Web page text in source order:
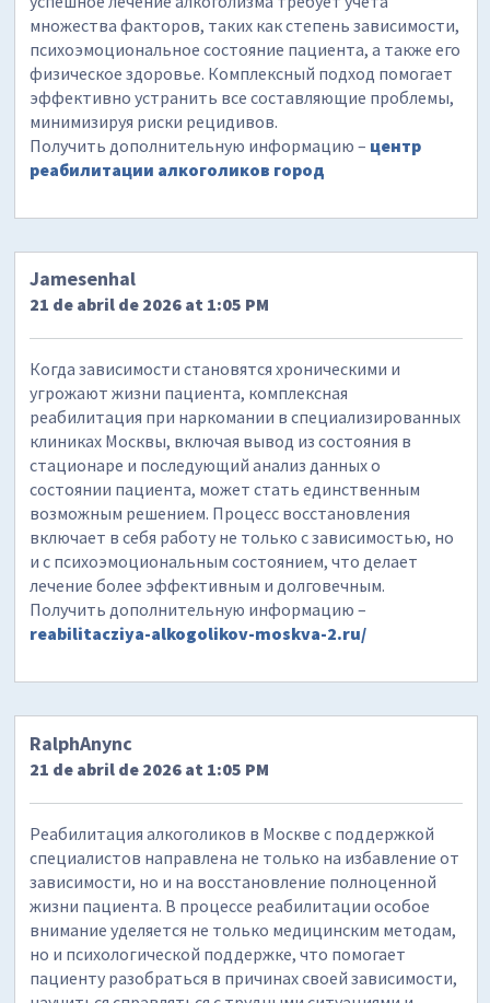
множества факторов, таких как степень зависимости,
психоэмоциональное состояние пациента, а также его
физическое здоровье. Комплексный подход помогает
эффективно устранить все составляющие проблемы,
минимизируя риски рецидивов.
Получить дополнительную информацию – центр
реабилитации алкоголиков город
Jamesenhal
21 de abril de 2026 at 1:05 PM
Когда зависимости становятся хроническими и
угрожают жизни пациента, комплексная
реабилитация при наркомании в специализированных
клиниках Москвы, включая вывод из состояния в
стационаре и последующий анализ данных о
состоянии пациента, может стать единственным
возможным решением. Процесс восстановления
включает в себя работу не только с зависимостью, но
и с психоэмоциональным состоянием, что делает
лечение более эффективным и долговечным.
Получить дополнительную информацию –
reabilitacziya-alkogolikov-moskva-2.ru/
RalphAnync
21 de abril de 2026 at 1:05 PM
Реабилитация алкоголиков в Москве с поддержкой
специалистов направлена не только на избавление от
зависимости, но и на восстановление полноценной
жизни пациента. В процессе реабилитации особое
внимание уделяется не только медицинским методам,
но и психологической поддержке, что помогает
пациенту разобраться в причинах своей зависимости,